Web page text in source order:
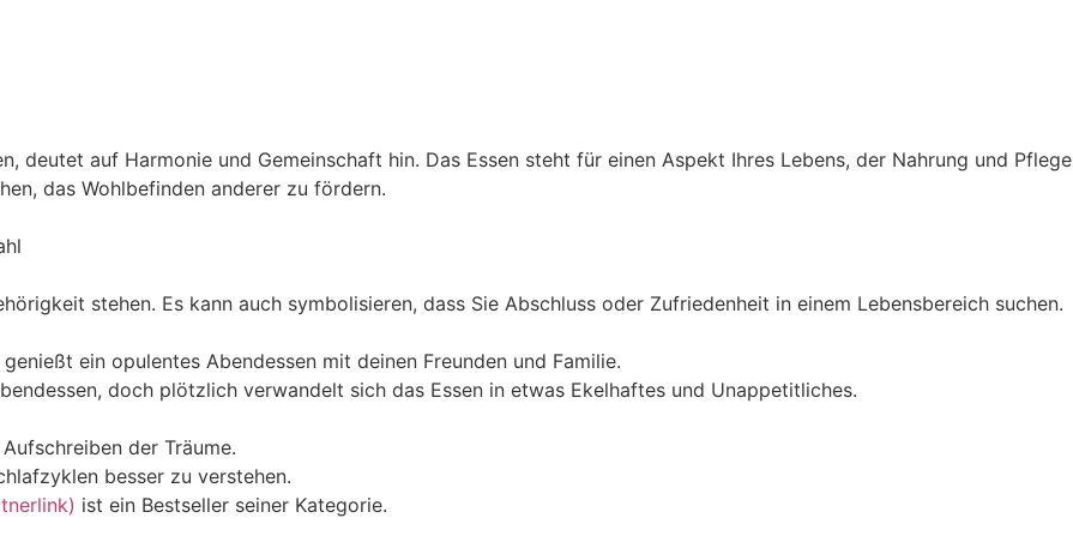
deutet auf Harmonie und Gemeinschaft hin. Das Essen steht für einen Aspekt Ihres Lebens, der Nahrung und Pflege
das Wohlbefinden anderer zu fördern.
stehen. Es kann auch symbolisieren, dass Sie Abschluss oder Zufriedenheit in einem Lebensbereich suchen.
ein opulentes Abendessen mit deinen Freunden und Familie.
doch plötzlich verwandelt sich das Essen in etwas Ekelhaftes und Unappetitliches.
der Träume.
besser zu verstehen.
ist ein Bestseller seiner Kategorie.